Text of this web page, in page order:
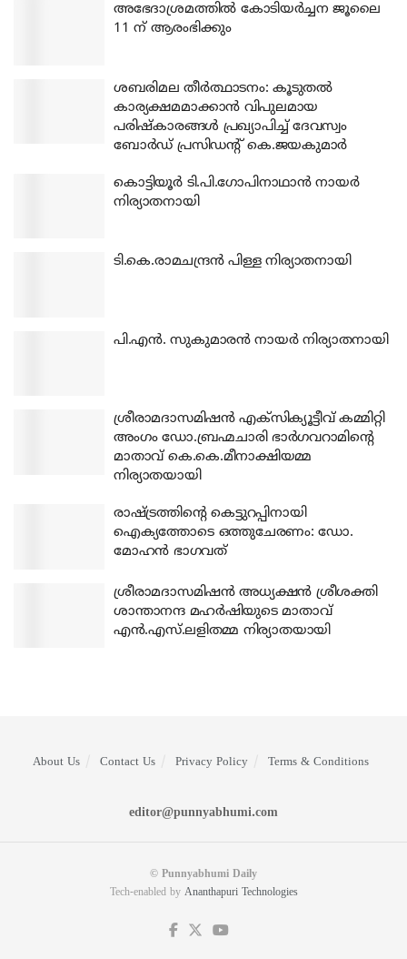
അഭേദാശ്രമത്തില്‍ കോടിയര്‍ച്ചന ജൂലൈ
11 ന് ആരംഭിക്കും
ശബരിമല തീര്‍ത്ഥാടനം: കൂടുതല്‍
കാര്യക്ഷമമാക്കാന്‍ വിപുലമായ
പരിഷ്‌കാരങ്ങള്‍ പ്രഖ്യാപിച്ച് ദേവസ്വം
ബോര്‍ഡ് പ്രസിഡന്റ് കെ.ജയകുമാര്‍
കൊട്ടിയൂര്‍ ടി.പി.ഗോപിനാഥാന്‍ നായര്‍
നിര്യാതനായി
ടി.കെ.രാമചന്ദ്രന്‍ പിള്ള നിര്യാതനായി
പി.എന്‍. സുകുമാരന്‍ നായര്‍ നിര്യാതനായി
ശ്രീരാമദാസമിഷന്‍ എക്‌സിക്യൂട്ടീവ് കമ്മിറ്റി
അംഗം ഡോ.ബ്രഹ്മചാരി ഭാര്‍ഗവറാമിന്റെ
മാതാവ് കെ.കെ.മീനാക്ഷിയമ്മ
നിര്യാതയായി
രാഷ്ട്രത്തിന്റെ കെട്ടുറപ്പിനായി
ഐക്യത്തോടെ ഒത്തുചേരണം: ഡോ.
മോഹന്‍ ഭാഗവത്
ശ്രീരാമദാസമിഷന്‍ അധ്യക്ഷന്‍ ശ്രീശക്തി
ശാന്താനന്ദ മഹര്‍ഷിയുടെ മാതാവ്
എന്‍.എസ്.ലളിതമ്മ നിര്യാതയായി
About Us Contact Us Privacy Policy Terms & Conditions
editor@punnyabhumi.com
© Punnyabhumi Daily
Tech-enabled by Ananthapuri Technologies